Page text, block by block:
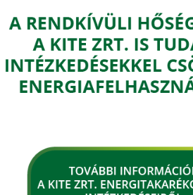
Tápanyag-gazdálkodás Növényvédelem